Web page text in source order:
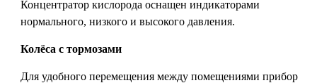
Концентратор кислорода оснащен индикаторами
нормального, низкого и высокого давления.
Колёса с тормозами
Для удобного перемещения между помещениями прибор